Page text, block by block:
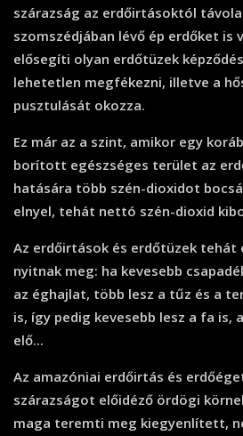
szárazság az erdőirtásoktól
szomszédjában lévő ép erdőket is
elősegíti olyan erdőtüzek
lehetetlen megfékezni, illetve a
pusztulását okozza.
Ez már az a szint, amikor egy
borított egészséges terület az
hatására több szén-dioxidot
elnyel, tehát nettó szén-dioxid
Az erdőirtások és erdőtüzek
nyitnak meg: ha kevesebb
az éghajlat, több lesz a tűz és a
is, így pedig kevesebb lesz a fa is,
elő...
Az amazóniai erdőirtás és
szárazságot előidéző ördögi
maga teremti meg kiegyenlített,